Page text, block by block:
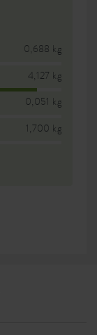
0,688 kg
4,127 kg
0,051 kg
1,700 kg